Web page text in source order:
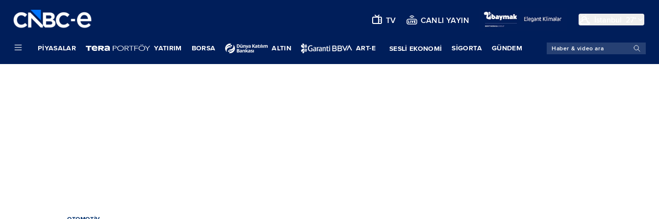
TV CANLI YAYIN
PIYASALAR YATIRIM BORSA ALTIN ART-E SESLİ EKONOMİ SIGORTA GÜNDEM